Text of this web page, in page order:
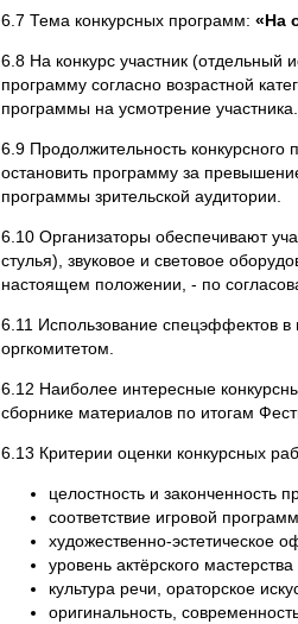
6.7 Тема конкурсных программ: «На
6.8 На конкурс участник (отдельный
программу согласно возрастной
программы на усмотрение участника.
6.9 Продолжительность
остановить программу за
программы зрительской аудитории.
6.10 Организаторы обеспечивают
стулья), звуковое и световое
настоящем положении, - по
6.11 Использование спецэффектов
оргкомитетом.
6.12 Наиболее интересные
сборнике материалов по итогам
6.13 Критерии оценки конкурсных
целостность и законченность
соответствие игровой
художественно-эстетическое
уровень актёрского
культура речи, ораторское
оригинальность,